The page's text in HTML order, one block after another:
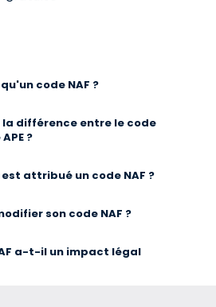
code NAF ?
la différence entre le code
?
attribué un code NAF ?
son code NAF ?
a-t-il un impact légal